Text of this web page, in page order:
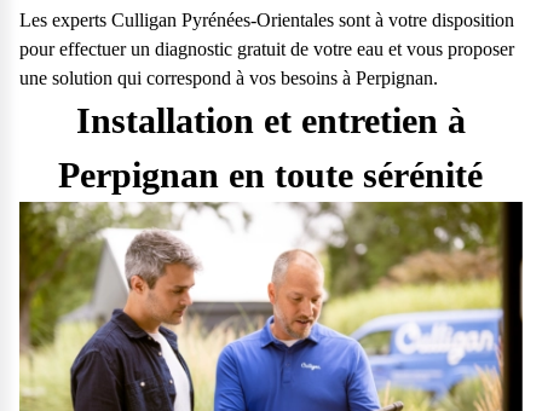
Les experts Culligan Pyrénées-Orientales sont à votre disposition
pour effectuer un diagnostic gratuit de votre eau et vous proposer
une solution qui correspond à vos besoins à Perpignan.
Installation et entretien à
Perpignan en toute sérénité